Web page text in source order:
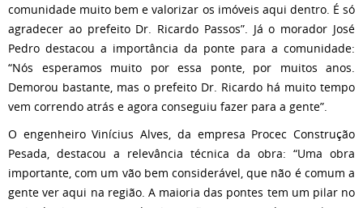
comunidade muito bem e valorizar os imóveis aqui dentro. É só
agradecer ao prefeito Dr. Ricardo Passos”. Já o morador José
Pedro destacou a importância da ponte para a comunidade:
“Nós esperamos muito por essa ponte, por muitos anos.
Demorou bastante, mas o prefeito Dr. Ricardo há muito tempo
vem correndo atrás e agora conseguiu fazer para a gente”.
O engenheiro Vinícius Alves, da empresa Procec Construção
Pesada, destacou a relevância técnica da obra: “Uma obra
importante, com um vão bem considerável, que não é comum a
gente ver aqui na região. A maioria das pontes tem um pilar no